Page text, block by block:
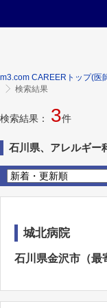
m3.com CAREERトップ(医
検索結果
検索結果： 3件
石川県、アレルギー
城北病院
石川県金沢市（最